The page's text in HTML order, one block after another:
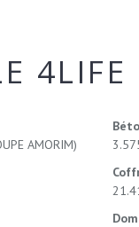
4LIFE
AMORIM)